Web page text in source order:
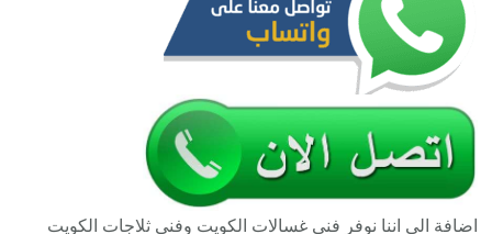
اضافة الى اننا نوفر فني غسالات الكويت وفني ثلاجات الكويت